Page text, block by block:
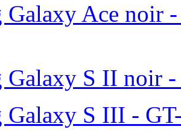
Galaxy Ace noir
Galaxy S II noir
Galaxy S III -